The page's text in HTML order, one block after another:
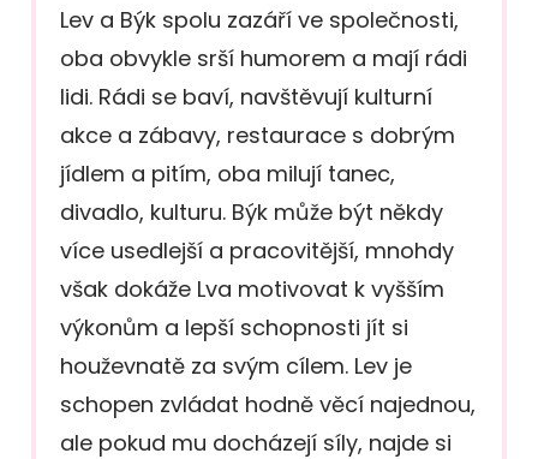
Lev a Býk spolu zazáří ve společnosti,
oba obvykle srší humorem a mají rádi
lidi. Rádi se baví, navštěvují kulturní
akce a zábavy, restaurace s dobrým
jídlem a pitím, oba milují tanec,
divadlo, kulturu. Býk může být někdy
více usedlejší a pracovitější, mnohdy
však dokáže Lva motivovat k vyšším
výkonům a lepší schopnosti jít si
houževnatě za svým cílem. Lev je
schopen zvládat hodně věcí najednou,
ale pokud mu docházejí síly, najde si